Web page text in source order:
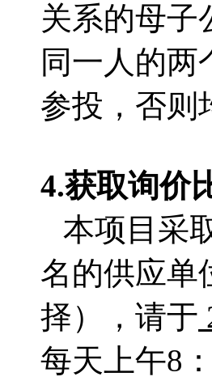
关系的母子
同一人的
参投，否则
4.获取询价
本项目采
名的供应单
择），请于
每天上午8：